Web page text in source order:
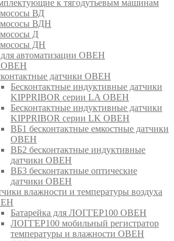
к тягодутьевым машинам
ВД
ВДН
Д
ДН
автоматизации ОВЕН
ОВЕН
датчики ОВЕН
Бесконтактные индуктивные датчики
KIPPRIBOR серии LA ОВЕН
Бесконтактные индуктивные датчики
KIPPRIBOR серии LK ОВЕН
ВБ1 бесконтактные емкостные датчики
ОВЕН
ВБ2 бесконтактные индуктивные
датчики ОВЕН
ВБ3 бесконтактные оптические
датчики ОВЕН
влажности и температуры воздуха
Батарейка для ЛОГГЕР100 ОВЕН
ЛОГГЕР100 мобильный регистратор
температуры и влажности ОВЕН